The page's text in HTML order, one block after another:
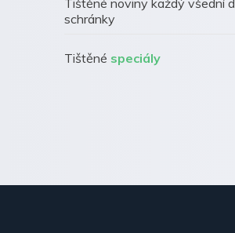
schránky
Tištěné speciály